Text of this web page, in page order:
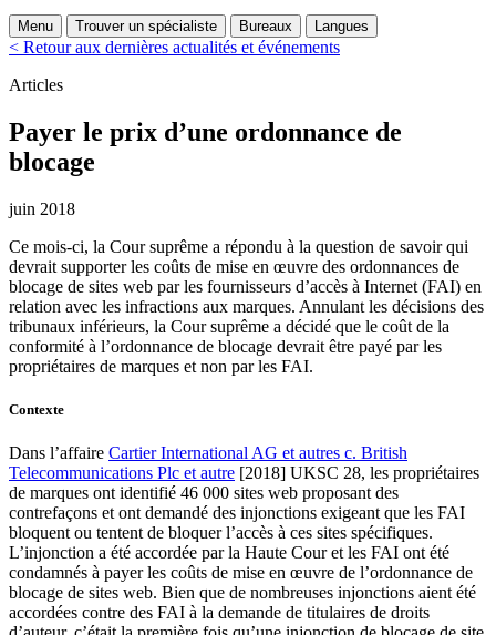
Menu Trouver un spécialiste Bureaux Langues
< Retour aux dernières actualités et événements
Articles
Payer le prix d’une ordonnance de
blocage
juin 2018
Ce mois-ci, la Cour suprême a répondu à la question de savoir qui
devrait supporter les coûts de mise en œuvre des ordonnances de
blocage de sites web par les fournisseurs d’accès à Internet (FAI) en
relation avec les infractions aux marques. Annulant les décisions des
tribunaux inférieurs, la Cour suprême a décidé que le coût de la
conformité à l’ordonnance de blocage devrait être payé par les
propriétaires de marques et non par les FAI.
Contexte
Dans l’affaire Cartier International AG et autres c. British
Telecommunications Plc et autre [2018] UKSC 28, les propriétaires
de marques ont identifié 46 000 sites web proposant des
contrefaçons et ont demandé des injonctions exigeant que les FAI
bloquent ou tentent de bloquer l’accès à ces sites spécifiques.
L’injonction a été accordée par la Haute Cour et les FAI ont été
condamnés à payer les coûts de mise en œuvre de l’ordonnance de
blocage de sites web. Bien que de nombreuses injonctions aient été
accordées contre des FAI à la demande de titulaires de droits